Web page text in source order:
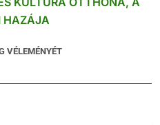
HAZÁJA
VÉLEMÉNYÉT